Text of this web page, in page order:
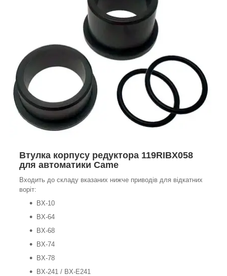
Втулка корпусу редуктора 119RIBX058
для автоматики Came
Входить до складу вказаних нижче приводів для відкатних
воріт:
BX-10
BX-64
BX-68
BX-74
BX-78
BX-241 / BX-E241